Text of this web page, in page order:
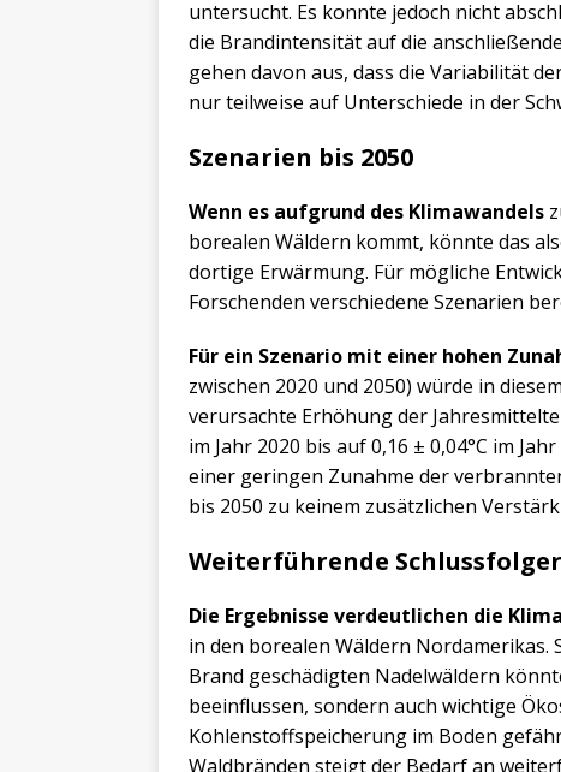
untersucht. Es konnte jedoch nicht
die Brandintensität auf die
gehen davon aus, dass die Variabilität
nur teilweise auf Unterschiede in der
Szenarien bis 2050
Wenn es aufgrund des Klimawandels
borealen Wäldern kommt, könnte das
dortige Erwärmung. Für mögliche
Forschenden verschiedene Szenarien
Für ein Szenario mit einer hohen
zwischen 2020 und 2050) würde in
verursachte Erhöhung der
im Jahr 2020 bis auf 0,16 ± 0,04°C im
einer geringen Zunahme der
bis 2050 zu keinem zusätzlichen
Weiterführende
Die Ergebnisse verdeutlichen die
in den borealen Wäldern
Brand geschädigten Nadelwäldern
beeinflussen, sondern auch wichtige
Kohlenstoffspeicherung im Boden
Waldbränden steigt der Bedarf an